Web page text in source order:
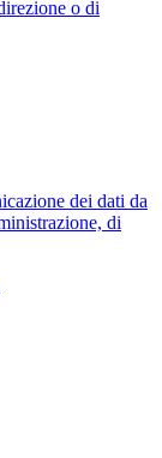
o di
dei dati da
di